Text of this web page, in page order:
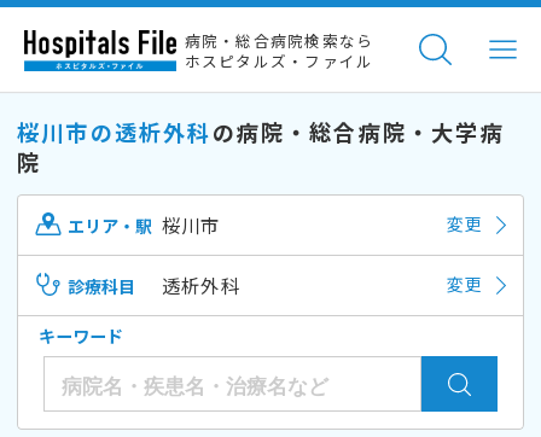
病院・総合病院検索なら
ホスピタルズ・ファイル
桜川市の透析外科の病院・総合病院・大学病
院
エリア・駅 桜川市 変更
診療科目 透析外科 変更
キーワード